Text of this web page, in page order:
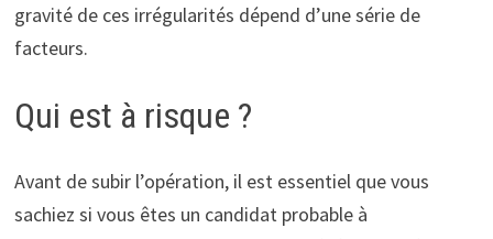
gravité de ces irrégularités dépend d’une série de
facteurs.
Qui est à risque ?
Avant de subir l’opération, il est essentiel que vous
sachiez si vous êtes un candidat probable à